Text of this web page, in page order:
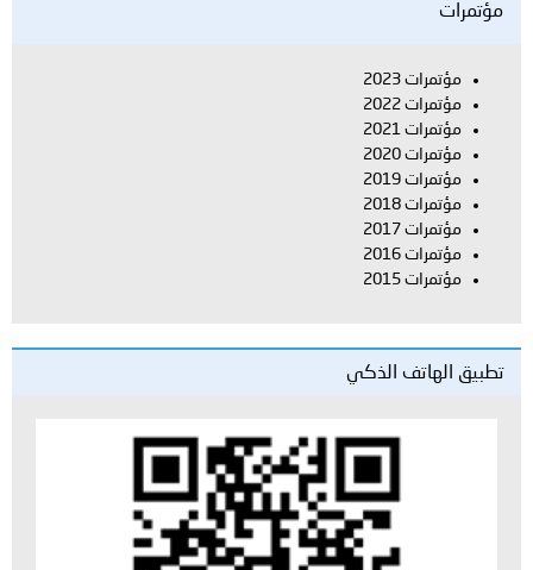
مؤتمرات
مؤتمرات 2023
مؤتمرات 2022
مؤتمرات 2021
مؤتمرات 2020
مؤتمرات 2019
مؤتمرات 2018
مؤتمرات 2017
مؤتمرات 2016
مؤتمرات 2015
تطبيق الهاتف الذكي